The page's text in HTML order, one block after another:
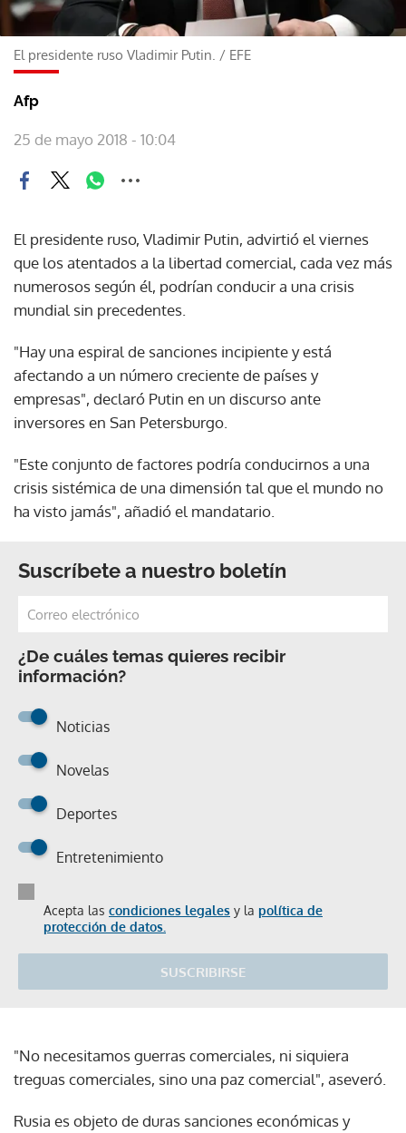
El presidente ruso Vladimir Putin. / EFE
Afp
25 de mayo 2018 - 10:04
El presidente ruso, Vladimir Putin, advirtió el viernes
que los atentados a la libertad comercial, cada vez más
numerosos según él, podrían conducir a una crisis
mundial sin precedentes.
"Hay una espiral de sanciones incipiente y está
afectando a un número creciente de países y
empresas", declaró Putin en un discurso ante
inversores en San Petersburgo.
"Este conjunto de factores podría conducirnos a una
crisis sistémica de una dimensión tal que el mundo no
ha visto jamás", añadió el mandatario.
Suscríbete a nuestro boletín
¿De cuáles temas quieres recibir
información?
Noticias
Novelas
Deportes
Entretenimiento
Acepta las condiciones legales y la política de
protección de datos.
SUSCRIBIRSE
"No necesitamos guerras comerciales, ni siquiera
treguas comerciales, sino una paz comercial", aseveró.
Rusia es objeto de duras sanciones económicas y